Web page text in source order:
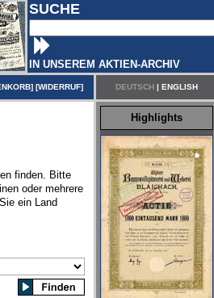
SUCHE
IN UNSEREM AKTIEN-ARCHIV
] [WIDERRUF] DEUTSCH| ENGLISH
finden. Bitte
oder mehrere
ein Land
Highlights